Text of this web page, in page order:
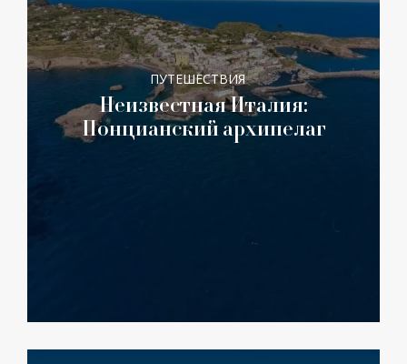
ПУТЕШЕСТВИЯ
Неизвестная Италия:
Понцианский архипелаг